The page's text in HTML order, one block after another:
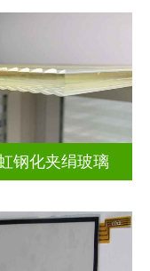
钢化夹绢玻璃